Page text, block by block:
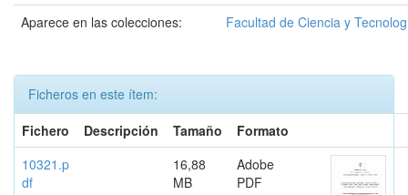
Aparece en las colecciones:
Facultad de Ciencia y
Ficheros en este ítem:
Fichero
Descripción Tamaño
Formato
10321.p
df
16,88
MB
Adobe
PDF